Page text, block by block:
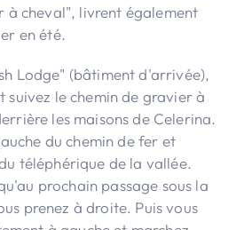
à cheval", livrent également
en été.
Lodge" (bâtiment d'arrivée),
suivez le chemin de gravier à
les maisons de Celerina.
du chemin de fer et
téléphérique de la vallée.
prochain passage sous la
prenez à droite. Puis vous